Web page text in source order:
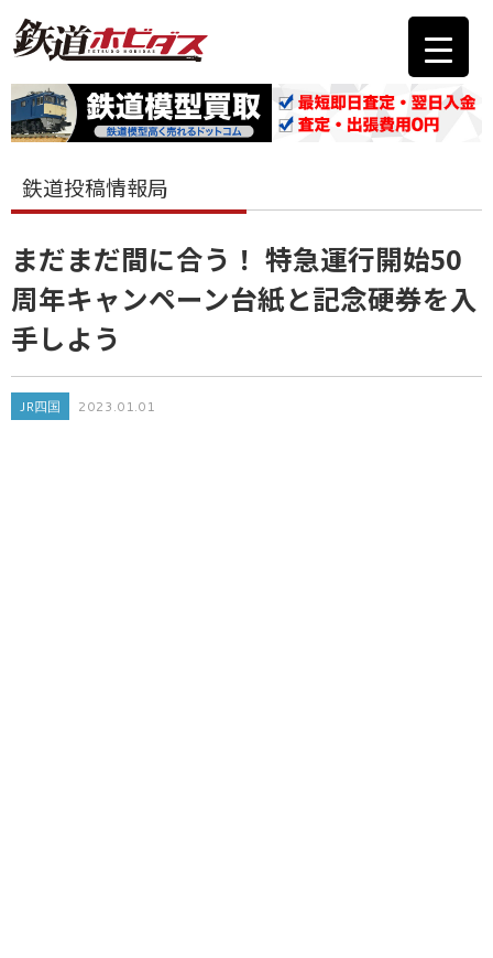
鉄道投稿情報局
まだまだ間に合う！ 特急運行開始50
周年キャンペーン台紙と記念硬券を入
手しよう
JR四国 2023.01.01